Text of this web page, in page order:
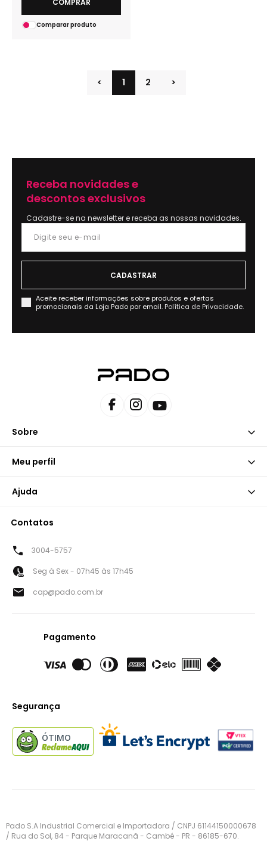
COMPRAR
Comparar produto
< 1 2 >
Receba novidades e
descontos exclusivos
Cadastre-se na newsletter e receba as nossas novidades.
Aceite receber informações sobre produtos e ofertas
promocionais da Loja Pado por email. Política de Privacidade.
Sobre
Meu perfil
Ajuda
Contatos
3004-5757
Seg à Sex - 07h45 às 17h45
cap@pado.com.br
Pagamento
Segurança
ÓTIMO
Pado S.A Industrial Comercial e Importadora / CNPJ 61144150000678
/ Rua do Sol, 84 - Parque Maracanã - Cambé - PR - 86185-670.